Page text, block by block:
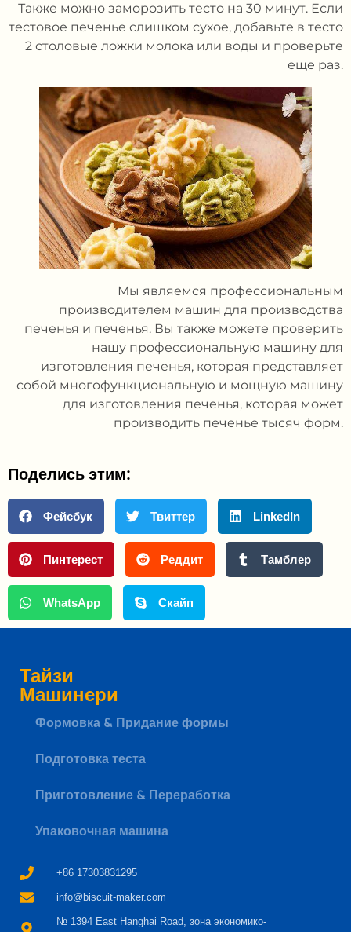
Также можно заморозить тесто на 30 минут. Если
тестовое печенье слишком сухое, добавьте в тесто
2 столовые ложки молока или воды и проверьте
еще раз.
Мы являемся профессиональным
производителем машин для производства
печенья и печенья. Вы также можете проверить
нашу профессиональную машину для
изготовления печенья, которая представляет
собой многофункциональную и мощную машину
для изготовления печенья, которая может
производить печенье тысяч форм.
Поделись этим:
Фейсбук Твиттер LinkedIn
Пинтерест Реддит Тамблер
WhatsApp Скайп
Тайзи
Машинери
Формовка & Придание формы
Подготовка теста
Приготовление & Переработка
Упаковочная машина
+86 17303831295
info@biscuit-maker.com
№ 1394 East Hanghai Road, зона экономико-